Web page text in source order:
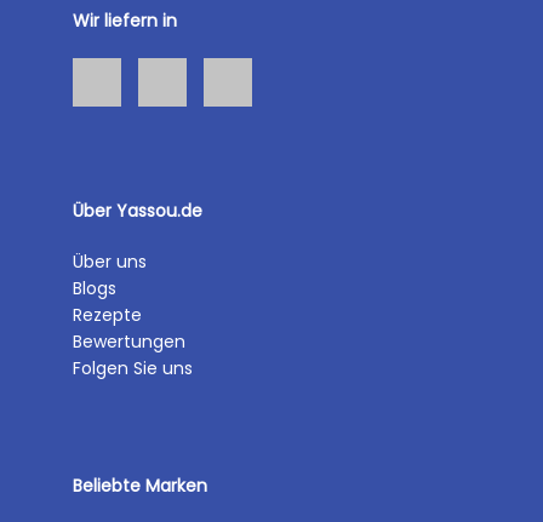
Wir liefern in
Über Yassou.de
Über uns
Blogs
Rezepte
Bewertungen
Folgen Sie uns
Beliebte Marken